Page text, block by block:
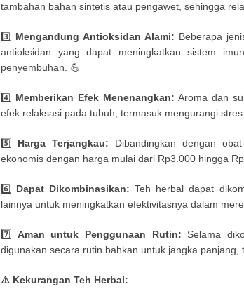
tambahan bahan sintetis atau pengawet, sehingga
3️⃣ Mengandung Antioksidan Alami: Beberapa
antioksidan yang dapat meningkatkan sistem
penyembuhan. 💪
4️⃣ Memberikan Efek Menenangkan: Aroma dan
efek relaksasi pada tubuh, termasuk mengurangi
5️⃣ Harga Terjangkau: Dibandingkan dengan
ekonomis dengan harga mulai dari Rp3.000 hingga
6️⃣ Dapat Dikombinasikan: Teh herbal dapat
lainnya untuk meningkatkan efektivitasnya dalam
7️⃣ Aman untuk Penggunaan Rutin: Selama
digunakan secara rutin bahkan untuk jangka
⚠️ Kekurangan Teh Herbal: